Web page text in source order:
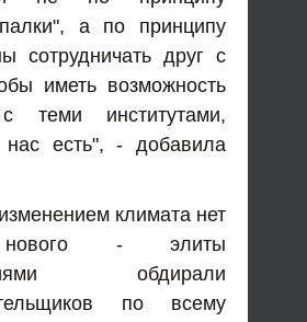
а по принципу
сотрудничать друг с
иметь возможность
теми институтами,
нас есть", - добавила
климата нет
нового - элиты
обдирали
по всему